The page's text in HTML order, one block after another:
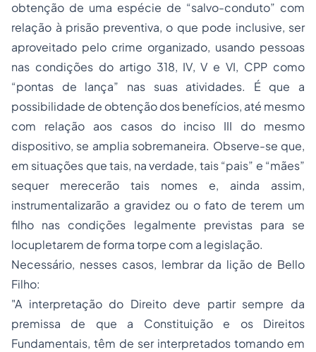
obtenção de uma espécie de “salvo-conduto” com
relação à prisão preventiva, o que pode inclusive, ser
aproveitado pelo crime organizado, usando pessoas
nas condições do artigo 318, IV, V e VI, CPP como
“pontas de lança” nas suas atividades. É que a
possibilidade de obtenção dos benefícios, até mesmo
com relação aos casos do inciso III do mesmo
dispositivo, se amplia sobremaneira. Observe-se que,
em situações que tais, na verdade, tais “pais” e “mães”
sequer merecerão tais nomes e, ainda assim,
instrumentalizarão a gravidez ou o fato de terem um
filho nas condições legalmente previstas para se
locupletarem de forma torpe com a legislação.
Necessário, nesses casos, lembrar da lição de Bello
Filho:
"A interpretação do Direito deve partir sempre da
premissa de que a Constituição e os Direitos
Fundamentais, têm de ser interpretados tomando em